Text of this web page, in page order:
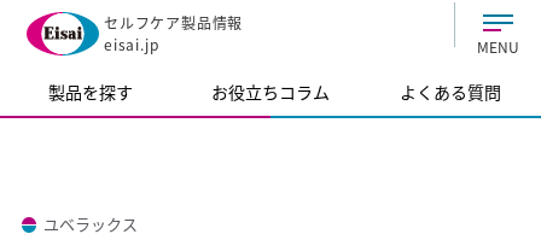
セルフケア製品情報
eisai.jp
MENU
製品を探す お役立ちコラム よくある質問
ユベラックス